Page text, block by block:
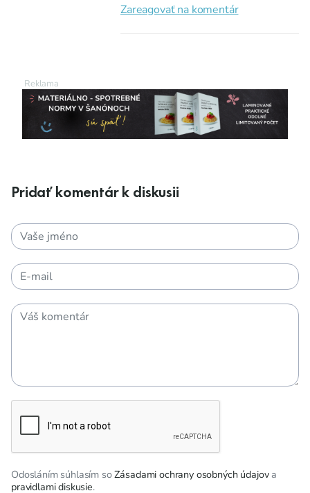
Zareagovať na komentár
Pridať komentár k diskusii
Odosláním súhlasím soZásadami ochrany osobných údajova
pravidlami diskusie.